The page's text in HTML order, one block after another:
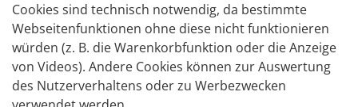
Cookies sind technisch notwendig, da bestimmte
Webseitenfunktionen ohne diese nicht funktionieren
würden (z. B. die Warenkorbfunktion oder die Anzeige
von Videos). Andere Cookies können zur Auswertung
des Nutzerverhaltens oder zu Werbezwecken